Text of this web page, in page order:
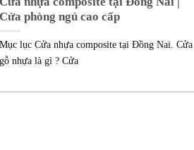
Cửa phòng ngủ cao cấp
Mục lục Cửa nhựa composite tại Đồng Nai. Cửa
gỗ nhựa là gì ? Cửa